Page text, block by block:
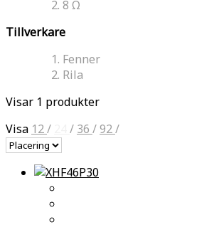
8 Ω
Tillverkare
Fenner
Rila
Visar 1 produkter
Visa 12/ / 36 /92/